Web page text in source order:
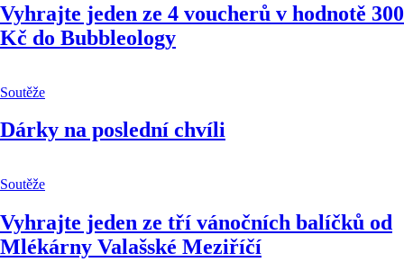
Vyhrajte jeden ze 4 voucherů v hodnotě 300
Kč do Bubbleology
Soutěže
Dárky na poslední chvíli
Soutěže
Vyhrajte jeden ze tří vánočních balíčků od
Mlékárny Valašské Meziříčí